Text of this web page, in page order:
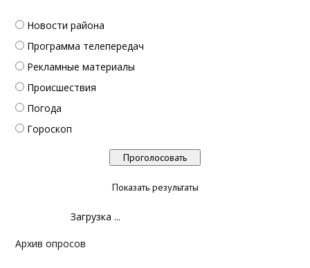
Новости района
Программа телепередач
Рекламные материалы
Происшествия
Погода
Гороскоп
Показать результаты
Загрузка ...
Архив опросов